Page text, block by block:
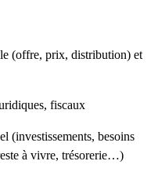
(offre, prix, distribution) et
fiscaux
(investissements, besoins
à vivre, trésorerie…)